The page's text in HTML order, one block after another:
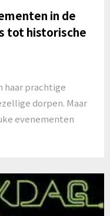
in de
tot historische
haar prachtige
dorpen. Maar
evenementen